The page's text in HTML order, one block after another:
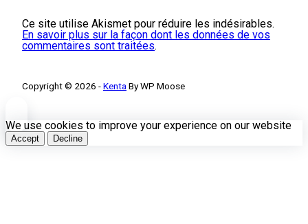
Ce site utilise Akismet pour réduire les indésirables.
En savoir plus sur la façon dont les données de vos
commentaires sont traitées.
Copyright © 2026 -Kenta By WP Moose
We use cookies to improve your experience on our website
Accept Decline